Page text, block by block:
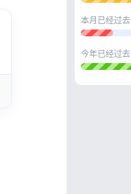
本月已经过去
今年已经过去